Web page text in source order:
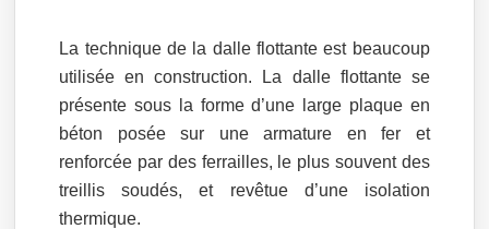
La technique de la dalle flottante est beaucoup
utilisée en construction. La dalle flottante se
présente sous la forme d’une large plaque en
béton posée sur une armature en fer et
renforcée par des ferrailles, le plus souvent des
treillis soudés, et revêtue d’une isolation
thermique.